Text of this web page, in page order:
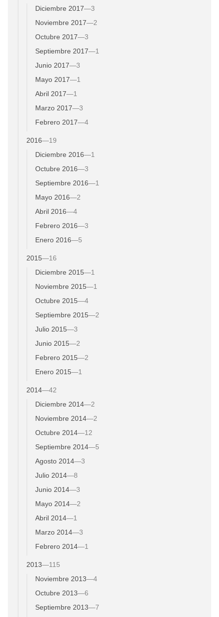
Diciembre 2017—3
Noviembre 2017—2
Octubre 2017—3
Septiembre 2017—1
Junio 2017—3
Mayo 2017—1
Abril 2017—1
Marzo 2017—3
Febrero 2017—4
2016—19
Diciembre 2016—1
Octubre 2016—3
Septiembre 2016—1
Mayo 2016—2
Abril 2016—4
Febrero 2016—3
Enero 2016—5
2015—16
Diciembre 2015—1
Noviembre 2015—1
Octubre 2015—4
Septiembre 2015—2
Julio 2015—3
Junio 2015—2
Febrero 2015—2
Enero 2015—1
2014—42
Diciembre 2014—2
Noviembre 2014—2
Octubre 2014—12
Septiembre 2014—5
Agosto 2014—3
Julio 2014—8
Junio 2014—3
Mayo 2014—2
Abril 2014—1
Marzo 2014—3
Febrero 2014—1
2013—115
Noviembre 2013—4
Octubre 2013—6
Septiembre 2013—7